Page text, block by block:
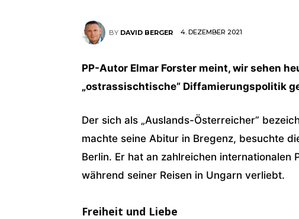
BY DAVID BERGER 4. DEZEMBER 2021
PP-Autor Elmar Forster meint, wir sehen
„ostrassischtische” Diffamierungspolitik
Der sich als „Auslands-Österreicher”
machte seine Abitur in Bregenz, besuchte
Berlin. Er hat an zahlreichen internationalen
während seiner Reisen in Ungarn verliebt.
Freiheit und Liebe